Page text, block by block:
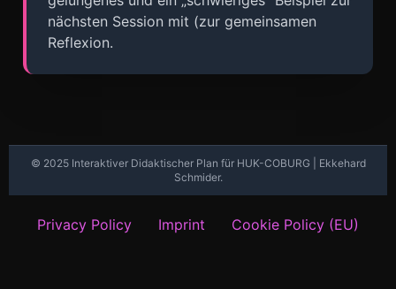
nächsten Session mit (zur gemeinsamen
Reflexion.
© 2025 Interaktiver Didaktischer Plan für HUK-COBURG | Ekkehard
Schmider.
Privacy Policy Imprint Cookie Policy (EU)